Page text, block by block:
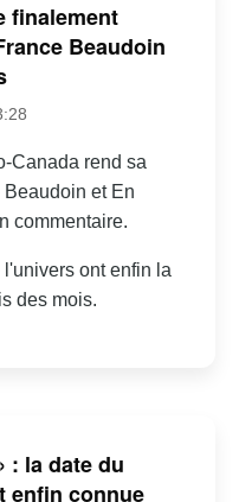
finalement
Beaudoin
Canada rend sa
et En
commentaire.
ont enfin la
des mois.
: la date du
enfin connue